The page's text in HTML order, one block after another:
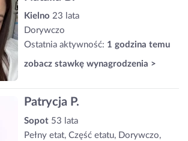
Kielno 23 lata
Dorywczo
Ostatnia aktywność: 1 godzina temu
zobacz stawkę wynagrodzenia >
Patrycja P.
Sopot 53 lata
Pełny etat, Część etatu, Dorywczo,